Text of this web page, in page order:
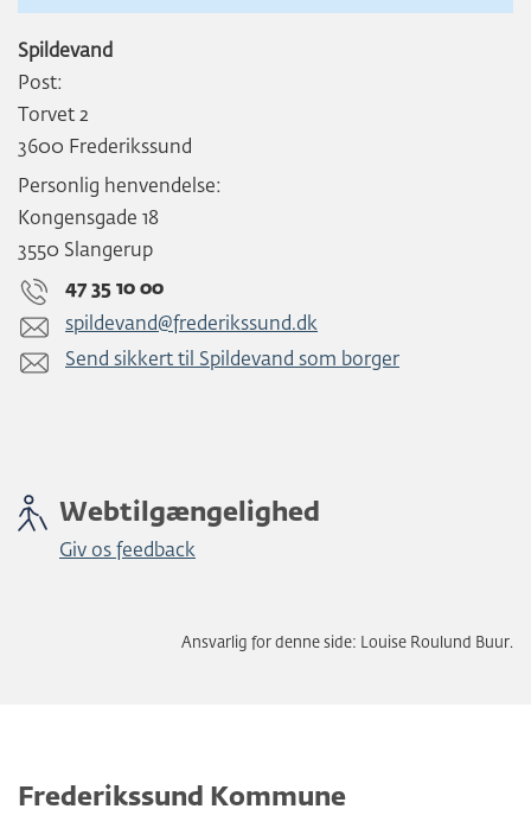
Spildevand
Post:
Torvet 2
3600 Frederikssund
Personlig henvendelse:
Kongensgade 18
3550 Slangerup
47 35 10 00
spildevand@frederikssund.dk
Send sikkert til Spildevand som borger
Webtilgængelighed
Giv os feedback
Ansvarlig for denne side: Louise Roulund Buur.
Frederikssund Kommune